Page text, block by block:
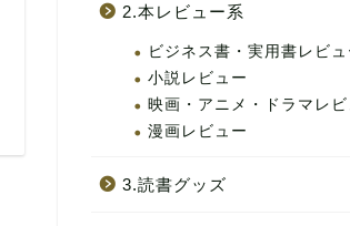
2.本レビュー系
ビジネス書・実用書レビュ
小説レビュー
映画・アニメ・ドラマレビ
漫画レビュー
3.読書グッズ